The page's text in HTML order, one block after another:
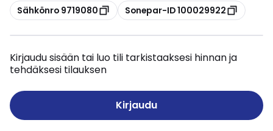
Kopioi
Sähkönro 9719080 Kopioi
Sonepar-ID 100029922
Kirjaudu sisään tai luo tili tarkistaaksesi hinnan ja
tehdäksesi tilauksen
Kirjaudu